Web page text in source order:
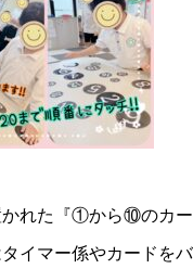
れた『①から⑩のカ
イマー係やカードを